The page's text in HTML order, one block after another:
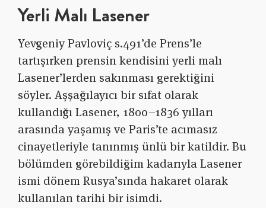
Yerli Malı Lasener
Yevgeniy Pavloviç s.491’de Prens’le
tartışırken prensin kendisini yerli malı
Lasener’lerden sakınması gerektiğini
söyler. Aşşağılayıcı bir sıfat olarak
kullandığı Lasener, 1800–1836 yılları
arasında yaşamış ve Paris’te acımasız
cinayetleriyle tanınmış ünlü bir katildir. Bu
bölümden görebildiğim kadarıyla Lasener
ismi dönem Rusya’sında hakaret olarak
kullanılan tarihi bir isimdi.